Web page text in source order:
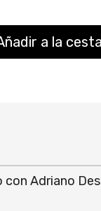
a la cesta
Adriano